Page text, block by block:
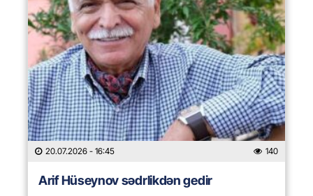
20.07.2026 - 16:45 140
Arif Hüseynov sədrlikdən gedir